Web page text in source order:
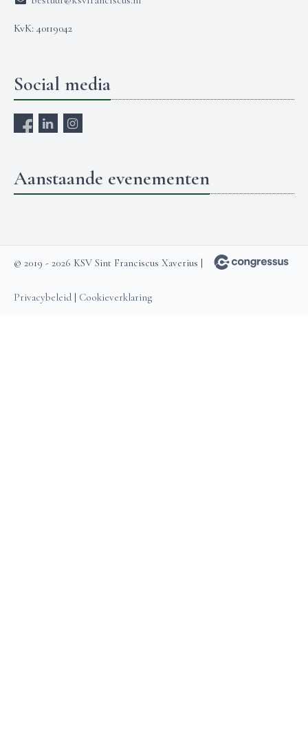
KvK: 40119042
Social media
Aanstaande evenementen
© 2019 - 2026 KSV Sint Franciscus Xaverius |
Privacybeleid | Cookieverklaring